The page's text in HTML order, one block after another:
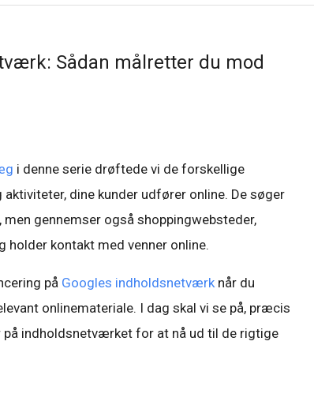
Sådan målretter du mod
i denne serie drøftede vi de forskellige
dine kunder udfører online. De søger
men gennemser også shoppingwebsteder,
holder kontakt med venner online.
på Googles indholdsnetværk når du
onlinemateriale. I dag skal vi se på, præcis
på indholdsnetværket for at nå ud til de rigtige